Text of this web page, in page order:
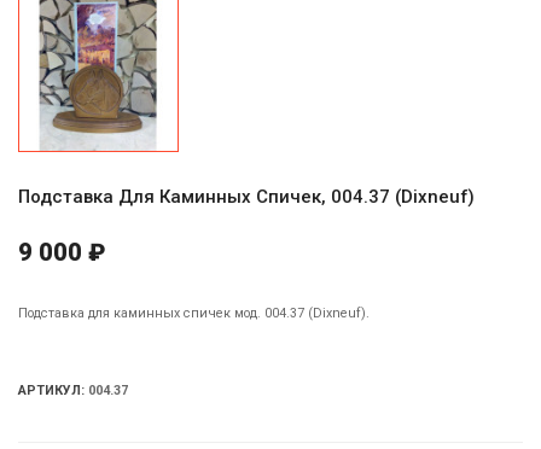
Подставка Для Каминных Спичек, 004.37 (Dixneuf)
9 000 ₽
Подставка для каминных спичек мод. 004.37 (Dixneuf).
АРТИКУЛ: 004.37